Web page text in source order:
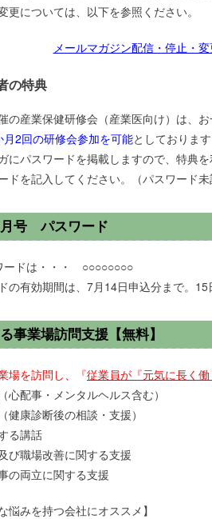
更については、以下を参照ください。
メールマガジン配信・停止・
の特典
の産業保健研修会（産業医向け）は、
2回の研修会参加を可能としておりま
にパスワードを掲載しますので、特典
ドを記入してください。（パスワード
号 パスワード
ードは・・・ ○○○○○○○○
の有効期間は、7月14日申込分まで。
業場訪問支援【無料】
場を訪問し、『従業員が『元気に長く
配事・メンタルヘルス含む）
康診断後の相談・支援）
る講話
職場改善に関する支援
両立に関する支援
悩みを持つ会社にオススメ】